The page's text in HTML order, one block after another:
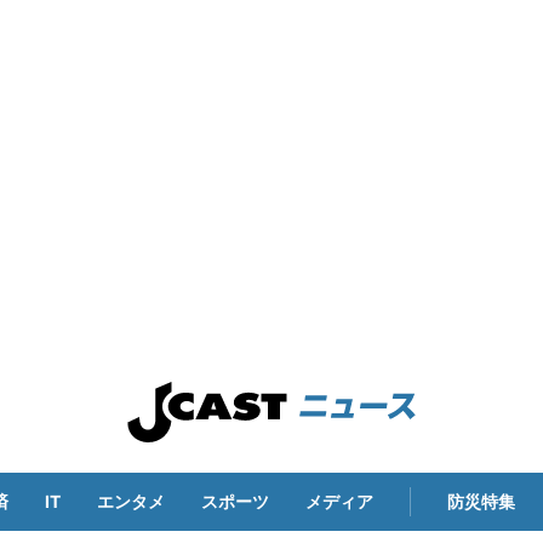
IT エンタメ スポーツ メディア 防災特集